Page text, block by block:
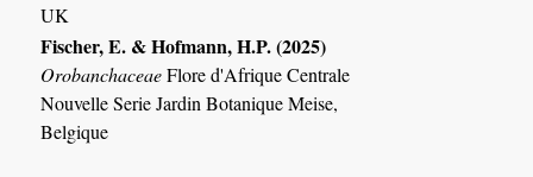
UK
Fischer, E. & Hofmann, H.P. (2025)
OrobanchaceaeFlore d'Afrique Centrale
Nouvelle Serie Jardin Botanique Meise,
Belgique